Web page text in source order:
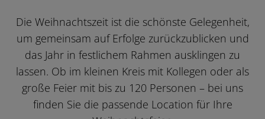
Die Weihnachtszeit ist die schönste Gelegenheit,
um gemeinsam auf Erfolge zurückzublicken und
das Jahr in festlichem Rahmen ausklingen zu
lassen. Ob im kleinen Kreis mit Kollegen oder als
große Feier mit bis zu 120 Personen – bei uns
finden Sie die passende Location für Ihre